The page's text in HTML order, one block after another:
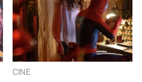
CINE